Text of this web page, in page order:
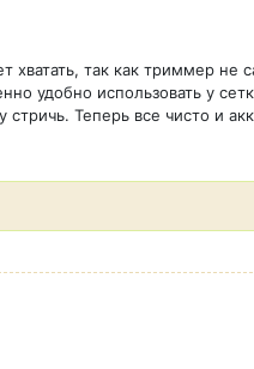
хватать, так как триммер не
удобно использовать у
Теперь все чисто и